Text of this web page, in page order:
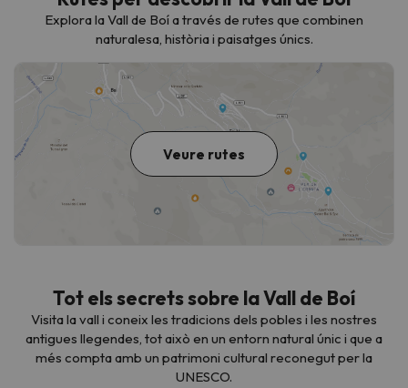
Explora la Vall de Boí a través de rutes que combinen
naturalesa, història i paisatges únics.
Veure rutes
Tot els secrets sobre la Vall de Boí
Visita la vall i coneix les tradicions dels pobles i les nostres
antigues llegendes, tot això en un entorn natural únic i que a
més compta amb un patrimoni cultural reconegut per la
UNESCO.